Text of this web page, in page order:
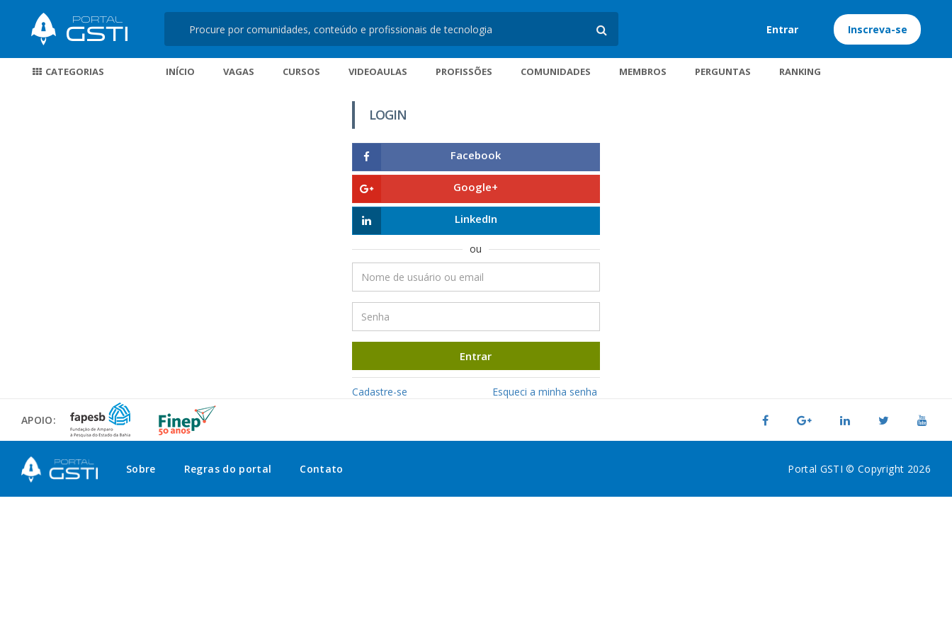
Entrar Inscreva-se
CATEGORIAS INÍCIO VAGAS CURSOS VIDEOAULAS PROFISSÕES COMUNIDADES MEMBROS PERGUNTAS RANKING
LOGIN
Facebook
Google+
LinkedIn
ou
Entrar
Cadastre-se Esqueci a minha senha
APOIO:
Sobre Regras do portal Contato Portal GSTI © Copyright 2026